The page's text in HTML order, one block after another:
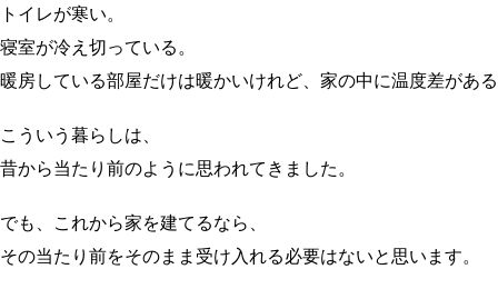
トイレが寒い。
寝室が冷え切っている。
暖房している部屋だけは暖かいけれど、家の中に温度差があ
こういう暮らしは、
昔から当たり前のように思われてきました。
でも、これから家を建てるなら、
その当たり前をそのまま受け入れる必要はないと思います。